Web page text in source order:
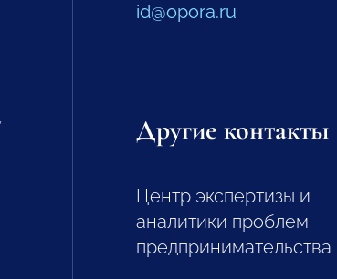
id@opora.ru
Другие контакты
Центр экспертизы и
аналитики проблем
предпринимательства